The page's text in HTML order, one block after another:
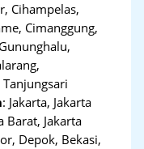
Cihampelas,
Cimanggung,
: Jakarta, Jakarta
Barat, Jakarta
Depok, Bekasi,